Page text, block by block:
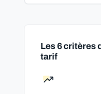
Les 6 critères
tarif